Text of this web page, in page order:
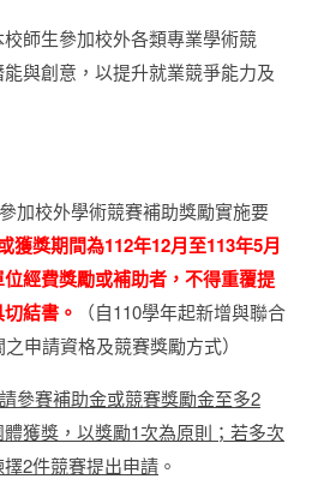
師生參加校外各類專業學術競
與創意，以提升就業競爭能力及
加校外學術競賽補助獎勵實施要
獲獎期間為112年12月至113年5月
經費獎勵或補助者，不得重覆提
結書。
（自110學年起新增與聯合
申請資格及競賽獎勵方式）
參賽補助金或競賽獎勵金至多2
獲獎，以獎勵1次為原則；若多次
2件競賽提出申請 。